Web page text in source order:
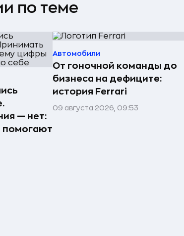
по теме
— нет:
помогают
Автомобили
От гоночной команды до
бизнеса на дефиците:
история Ferrari
09 августа 2026, 09:53